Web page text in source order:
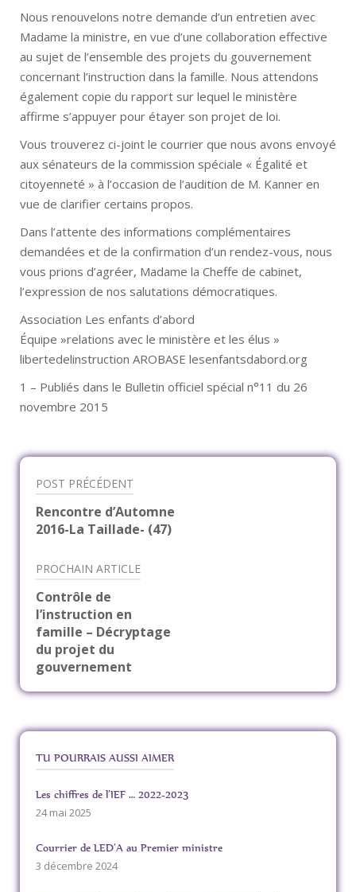
Nous renouvelons notre demande d’un entretien avec
Madame la ministre, en vue d’une collaboration effective
au sujet de l’ensemble des projets du gouvernement
concernant l’instruction dans la famille. Nous attendons
également copie du rapport sur lequel le ministère
affirme s’appuyer pour étayer son projet de loi.
Vous trouverez ci-joint le courrier que nous avons envoyé
aux sénateurs de la commission spéciale « Égalité et
citoyenneté » à l’occasion de l’audition de M. Kanner en
vue de clarifier certains propos.
Dans l’attente des informations complémentaires
demandées et de la confirmation d’un rendez-vous, nous
vous prions d’agréer, Madame la Cheffe de cabinet,
l’expression de nos salutations démocratiques.
Association Les enfants d’abord
Équipe »relations avec le ministère et les élus »
libertedelinstruction AROBASE lesenfantsdabord.org
1 – Publiés dans le Bulletin officiel spécial n°11 du 26
novembre 2015
Navigation
l’article
POST PRÉCÉDENT
Rencontre d’Automne
2016-La Taillade- (47)
PROCHAIN ARTICLE
Contrôle de
l’instruction en
famille – Décryptage
du projet du
gouvernement
TU POURRAIS AUSSI AIMER
Les chiffres de l’IEF … 2022-2023
24 mai 2025
Courrier de LED’A au Premier ministre
3 décembre 2024